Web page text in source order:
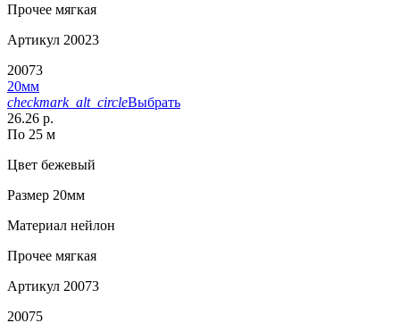
Прочее мягкая
Артикул 20023
20073
20мм
checkmark_alt_circleВыбрать
26.26 р.
По 25 м
Цвет бежевый
Размер 20мм
Материал нейлон
Прочее мягкая
Артикул 20073
20075